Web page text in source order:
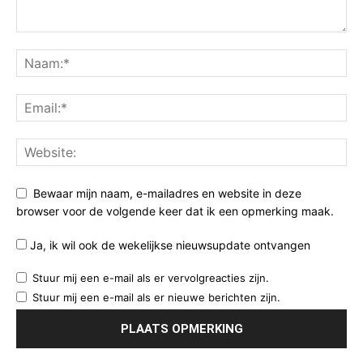
Bewaar mijn naam, e-mailadres en website in deze
browser voor de volgende keer dat ik een opmerking maak.
Ja, ik wil ook de wekelijkse nieuwsupdate ontvangen
Stuur mij een e-mail als er vervolgreacties zijn.
Stuur mij een e-mail als er nieuwe berichten zijn.